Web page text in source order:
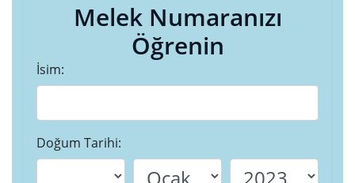
Melek Numaranızı
Öğrenin
İsim:
Doğum Tarihi: